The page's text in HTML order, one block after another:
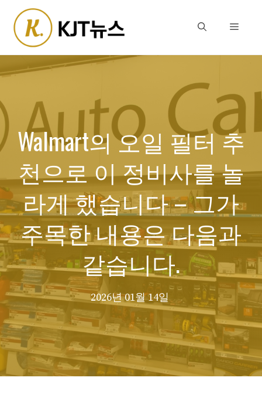
content
Menu
Walmart의 오일 필터 추
천으로 이 정비사를 놀
라게 했습니다 – 그가
주목한 내용은 다음과
같습니다.
2026년 01월 14일